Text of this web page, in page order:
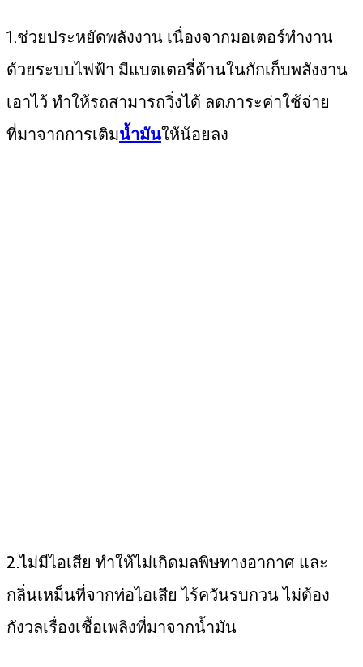
1.ช่วยประหยัดพลังงาน เนื่องจากมอเตอร์ทำงาน
ด้วยระบบไฟฟ้า มีแบตเตอรี่ด้านในกักเก็บพลังงาน
เอาไว้ ทำให้รถสามารถวิ่งได้ ลดภาระค่าใช้จ่าย
ที่มาจากการเติมน้ำมันให้น้อยลง
2.ไม่มีไอเสีย ทำให้ไม่เกิดมลพิษทางอากาศ และ
กลิ่นเหม็นที่จากท่อไอเสีย ไร้ควันรบกวน ไม่ต้อง
กังวลเรื่องเชื้อเพลิงที่มาจากน้ำมัน